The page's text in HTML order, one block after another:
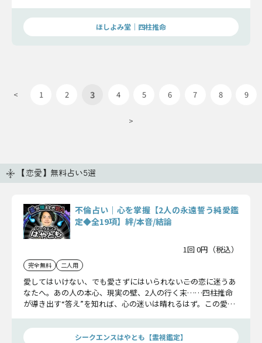
ほしよみ堂｜四柱推命
< 1 2 3 4 5 6 7 8 9
>
【恋愛】無料占い5選
不倫占い｜心を掌握【2人の永遠誓う純愛鑑
定◆全19項】絆/本音/結論
1回 0円（税込）
完全無料 二人用
愛してはいけない、でも愛さずにはいられない――この恋に迷うあ
なたへ。あの人の本心、現実の壁、2人の行く末……四柱推命
が導き出す“答え”を知れば、心の迷いは晴れるはず。この愛を
シークエンスはやとも【霊視鑑定】